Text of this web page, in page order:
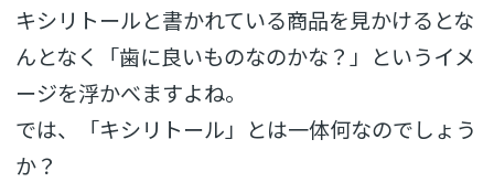
キシリトールと書かれている商品を見かけるとな
んとなく「歯に良いものなのかな？」というイメ
ージを浮かべますよね。
では、「キシリトール」とは一体何なのでしょう
か？